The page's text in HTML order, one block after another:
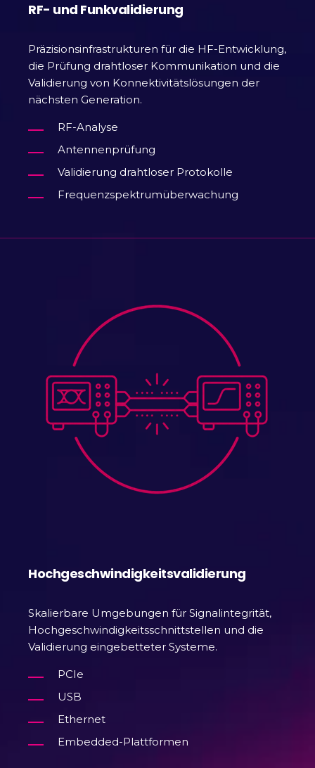
RF- und Funkvalidierung
Präzisionsinfrastrukturen für die HF-Entwicklung,
die Prüfung drahtloser Kommunikation und die
Validierung von Konnektivitätslösungen der
nächsten Generation.
RF-Analyse
Antennenprüfung
Validierung drahtloser Protokolle
Frequenzspektrumüberwachung
Hochgeschwindigkeitsvalidierung
Skalierbare Umgebungen für Signalintegrität,
Hochgeschwindigkeitsschnittstellen und die
Validierung eingebetteter Systeme.
PCIe
USB
Ethernet
Embedded-Plattformen